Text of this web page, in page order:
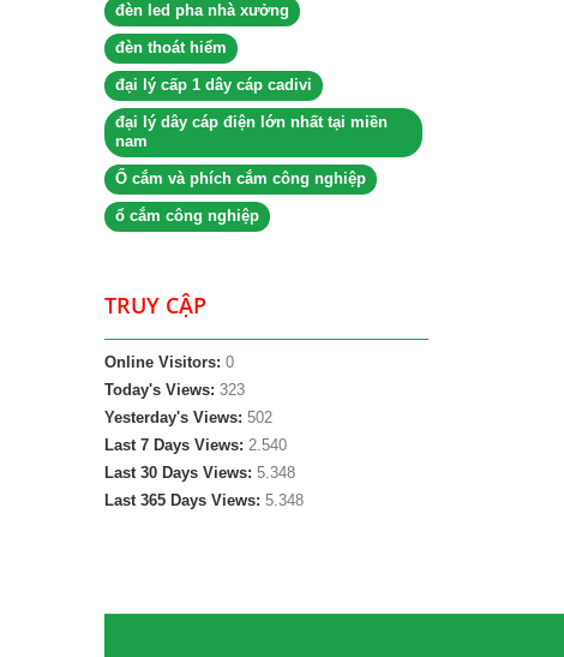
đèn led pha nhà xưởng
đèn thoát hiểm
đại lý cấp 1 dây cáp cadivi
đại lý dây cáp điện lớn nhất tại miền
nam
Ổ cắm và phích cắm công nghiệp
ổ cắm công nghiệp
TRUY CẬP
Online Visitors: 0
Today's Views: 323
Yesterday's Views: 502
Last 7 Days Views: 2.540
Last 30 Days Views: 5.348
Last 365 Days Views: 5.348